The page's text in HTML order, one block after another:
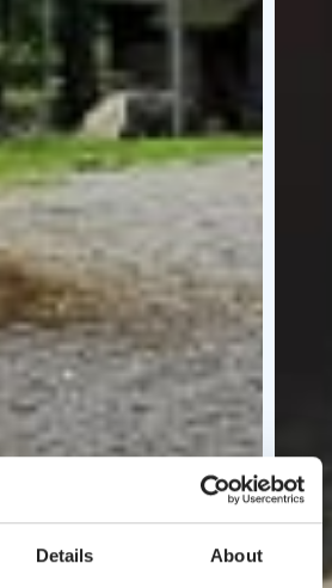
Details About